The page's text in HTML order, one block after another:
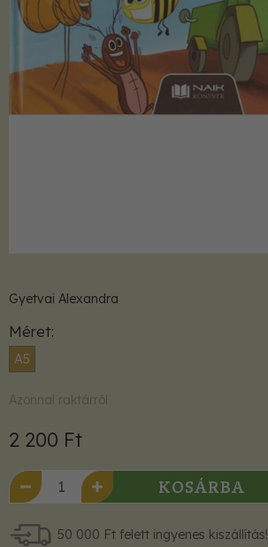
Gyetvai Alexandra
Méret
A5
Azonnal raktárról
2 200 Ft
KOSÁRBA
50 000 Ft felett ingyenes kiszállítás!